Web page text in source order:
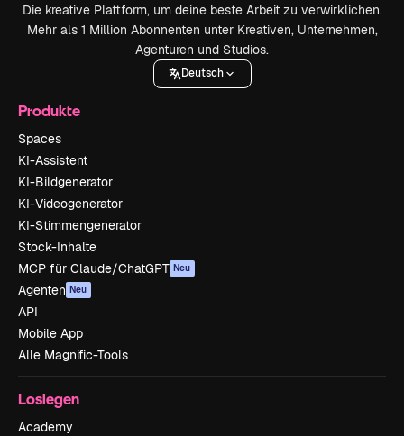
Die kreative Plattform, um deine beste Arbeit zu verwirklichen.
Mehr als 1 Million Abonnenten unter Kreativen, Unternehmen,
Agenturen und Studios.
Deutsch
Produkte
Spaces
KI-Assistent
KI-Bildgenerator
KI-Videogenerator
KI-Stimmengenerator
Stock-Inhalte
MCP für Claude/ChatGPT Neu
Agenten Neu
API
Mobile App
Alle Magnific-Tools
Loslegen
Academy